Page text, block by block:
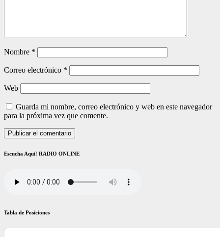
Nombre *
Correo electrónico *
Web
Guarda mi nombre, correo electrónico y web en este navegador
para la próxima vez que comente.
Escucha Aquí! RADIO ONLINE
Tabla de Posiciones